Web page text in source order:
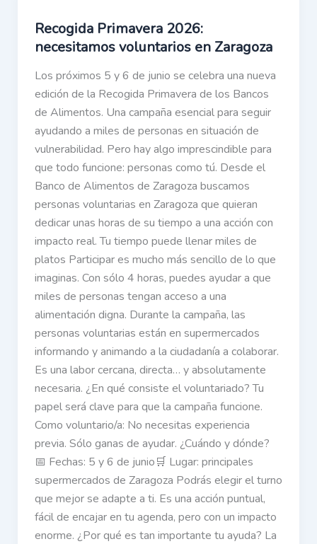
Recogida Primavera 2026:
necesitamos voluntarios en Zaragoza
Los próximos 5 y 6 de junio se celebra una nueva
edición de la Recogida Primavera de los Bancos
de Alimentos. Una campaña esencial para seguir
ayudando a miles de personas en situación de
vulnerabilidad. Pero hay algo imprescindible para
que todo funcione: personas como tú. Desde el
Banco de Alimentos de Zaragoza buscamos
personas voluntarias en Zaragoza que quieran
dedicar unas horas de su tiempo a una acción con
impacto real. Tu tiempo puede llenar miles de
platos Participar es mucho más sencillo de lo que
imaginas. Con sólo 4 horas, puedes ayudar a que
miles de personas tengan acceso a una
alimentación digna. Durante la campaña, las
personas voluntarias están en supermercados
informando y animando a la ciudadanía a colaborar.
Es una labor cercana, directa… y absolutamente
necesaria. ¿En qué consiste el voluntariado? Tu
papel será clave para que la campaña funcione.
Como voluntario/a: No necesitas experiencia
previa. Sólo ganas de ayudar. ¿Cuándo y dónde?
📅 Fechas: 5 y 6 de junio🛒 Lugar: principales
supermercados de Zaragoza Podrás elegir el turno
que mejor se adapte a ti. Es una acción puntual,
fácil de encajar en tu agenda, pero con un impacto
enorme. ¿Por qué es tan importante tu ayuda? La